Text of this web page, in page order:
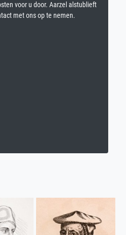
voor u door. Aarzel alstublieft
met ons op te nemen.